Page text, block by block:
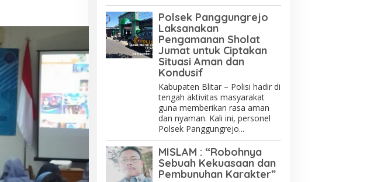
Polsek Panggungrejo
Laksanakan
Pengamanan Sholat
Jumat untuk Ciptakan
Situasi Aman dan
Kondusif
Kabupaten Blitar – Polisi hadir di
tengah aktivitas masyarakat
guna memberikan rasa aman
dan nyaman. Kali ini, personel
Polsek Panggungrejo...
MISLAM : “Robohnya
Sebuah Kekuasaan dan
Pembunuhan Karakter”